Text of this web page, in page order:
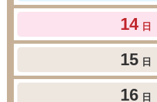
14 日
15 日
16 日